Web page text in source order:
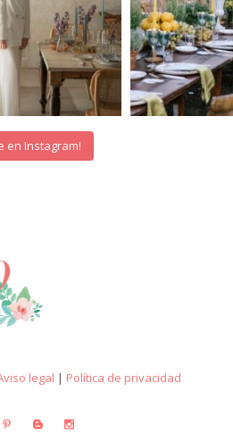
en Instagram!
legal | Política de privacidad